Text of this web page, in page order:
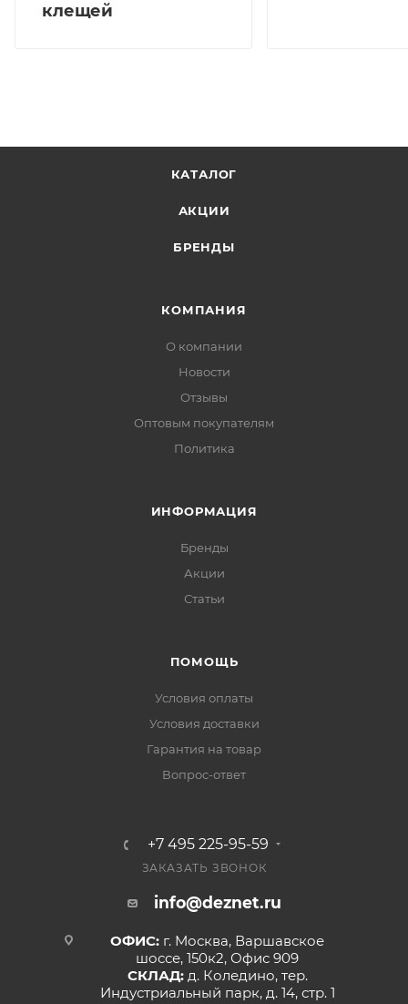
клещей
КАТАЛОГ
АКЦИИ
БРЕНДЫ
КОМПАНИЯ
О компании
Новости
Отзывы
Оптовым покупателям
Политика
ИНФОРМАЦИЯ
Бренды
Акции
Статьи
ПОМОЩЬ
Условия оплаты
Условия доставки
Гарантия на товар
Вопрос-ответ
+7 495 225-95-59
ЗАКАЗАТЬ ЗВОНОК
info@deznet.ru
ОФИС: г. Москва, Варшавское
шоссе, 150к2, Офис 909
СКЛАД: д. Коледино, тер.
Индустриальный парк, д. 14, стр. 1